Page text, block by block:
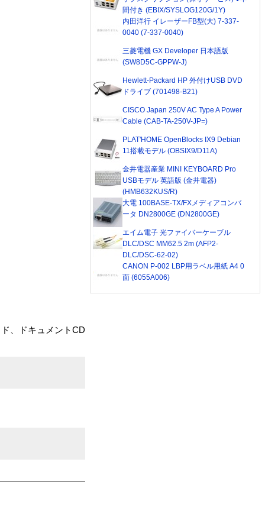
、ドキュメントCD
間付き (EBIX/SYSLOG120G/1Y)
内田洋行 イレーザーFB型(大) 7-337-
0040 (7-337-0040)
三菱電機 GX Developer 日本語版
(SW8D5C-GPPW-J)
Hewlett-Packard HP 外付けUSB DVD
ドライブ (701498-B21)
CISCO Japan 250V AC Type A Power
Cable (CAB-TA-250V-JP=)
PLAT'HOME OpenBlocks IX9 Debian
11搭載モデル (OBSIX9/D11A)
金井電器産業 MINI KEYBOARD Pro
USBモデル 英語版 (金井電器)
(HMB632KUS/R)
大電 100BASE-TX/FXメディアコンバ
ータ DN2800GE (DN2800GE)
エイム電子 光ファイバーケーブル
DLC/DSC MM62.5 2m (AFP2-
DLC/DSC-62-02)
CANON P-002 LBP用ラベル用紙 A4 0
面 (6055A006)